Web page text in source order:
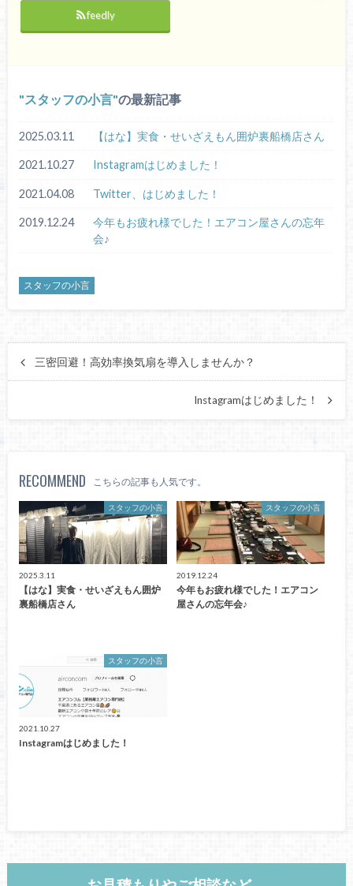
feedly
スタッフの小言 の最新記事
2025.03.11 【はな】実食・せいざえもん囲炉裏船橋店さん
2021.10.27 Instagramはじめました！
2021.04.08 Twitter、はじめました！
2019.12.24
今年もお疲れ様でした！エアコン屋さんの忘年
会♪
スタッフの小言
三密回避！高効率換気扇を導入しませんか？
Instagramはじめました！
RECOMMEND こちらの記事も人気です。
スタッフの小言
2025.3.11
【はな】実食・せいざえもん囲炉
裏船橋店さん
スタッフの小言
2019.12.24
今年もお疲れ様でした！エアコン
屋さんの忘年会♪
スタッフの小言
2021.10.27
Instagramはじめました！